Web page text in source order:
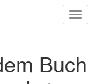
Buch